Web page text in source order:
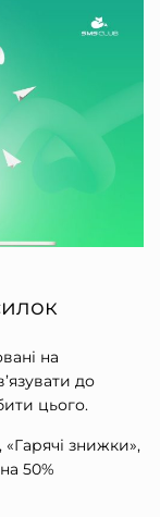
на
до
цього.
знижки»,
50%